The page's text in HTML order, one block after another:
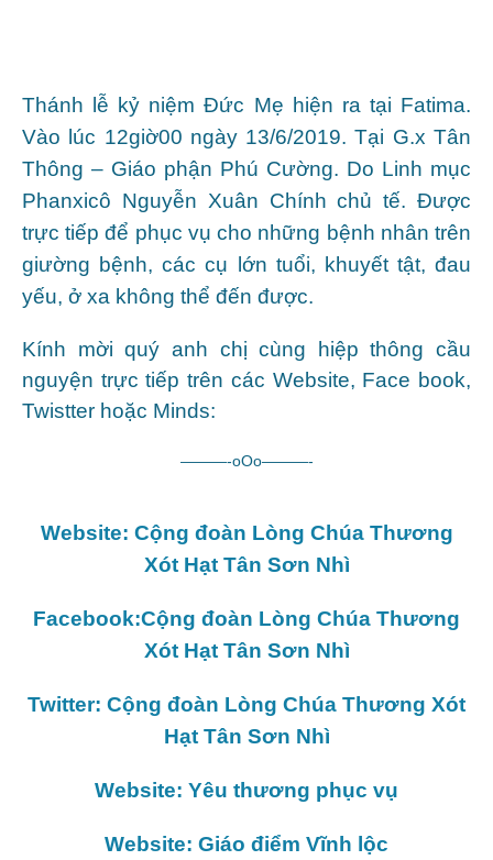
Thánh lễ kỷ niệm Đức Mẹ hiện ra tại Fatima.
Vào lúc 12giờ00 ngày 13/6/2019. Tại G.x Tân
Thông – Giáo phận Phú Cường. Do Linh mục
Phanxicô Nguyễn Xuân Chính chủ tế. Được
trực tiếp để phục vụ cho những bệnh nhân trên
giường bệnh, các cụ lớn tuổi, khuyết tật, đau
yếu, ở xa không thể đến được.
Kính mời quý anh chị cùng hiệp thông cầu
nguyện trực tiếp trên các Website, Face book,
Twistter hoặc Minds:
———-oOo———-
Website: Cộng đoàn Lòng Chúa Thương
Xót Hạt Tân Sơn Nhì
Facebook:Cộng đoàn Lòng Chúa Thương
Xót Hạt Tân Sơn Nhì
Twitter: Cộng đoàn Lòng Chúa Thương Xót
Hạt Tân Sơn Nhì
Website: Yêu thương phục vụ
Website: Giáo điểm Vĩnh lộc